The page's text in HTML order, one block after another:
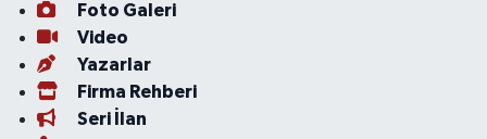
Foto Galeri
Video
Yazarlar
Firma Rehberi
Seri İlan